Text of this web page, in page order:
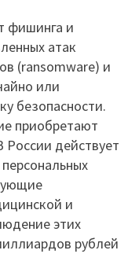
фишинга и
атак
(ransomware) и
или
безопасности.
приобретают
России действует
и
этих
рублей